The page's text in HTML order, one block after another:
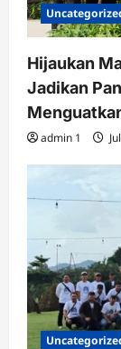
Hijaukan
Jadikan
admin 1